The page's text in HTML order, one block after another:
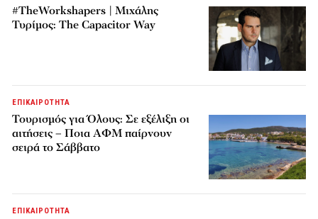
#TheWorkshapers | Μιχάλης
Τυρίμος: The Capacitor Way
ΕΠΙΚΑΙΡΟΤΗΤΑ
Τουρισμός για Όλους: Σε εξέλιξη οι
αιτήσεις – Ποια ΑΦΜ παίρνουν
σειρά το Σάββατο
ΕΠΙΚΑΙΡΟΤΗΤΑ